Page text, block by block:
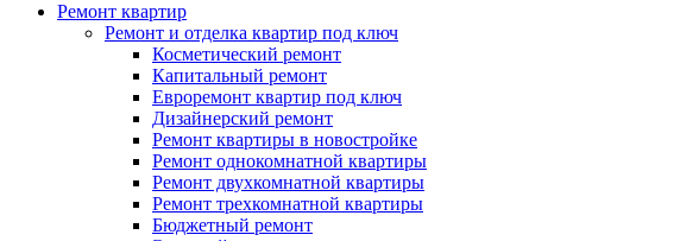
Ремонт квартир
Ремонт и отделка квартир под ключ
Косметический ремонт
Капитальный ремонт
Евроремонт квартир под ключ
Дизайнерский ремонт
Ремонт квартиры в новостройке
Ремонт однокомнатной квартиры
Ремонт двухкомнатной квартиры
Ремонт трехкомнатной квартиры
Бюджетный ремонт